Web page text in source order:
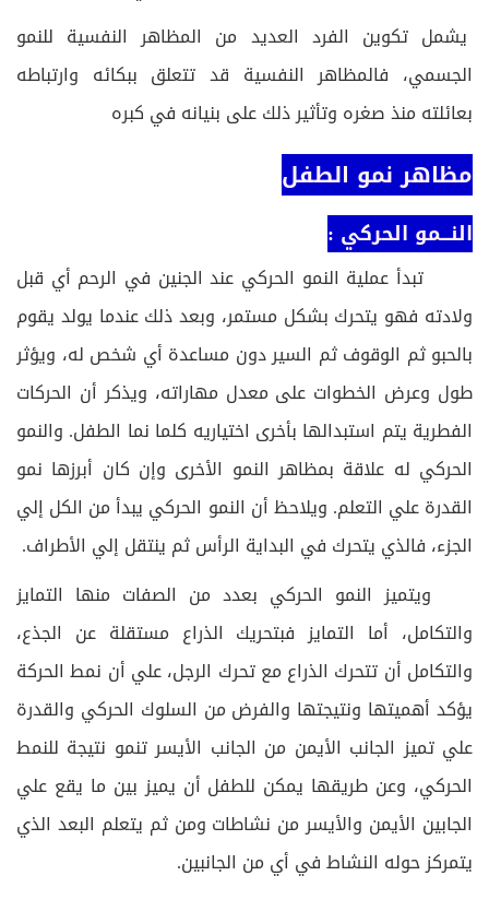
يشمل تكوين الفرد العديد من المظاهر النفسية للنمو
الجسمي، فالمظاهر النفسية قد تتعلق ببكائه وارتباطه
بعائلته منذ صغره وتأثير ذلك على بنيانه في كبره
مظاهر نمو الطفل
النـــمو الحركي :
تبدأ عملية النمو الحركي عند الجنين في الرحم أي قبل
ولادته فهو يتحرك بشكل مستمر، وبعد ذلك عندما يولد يقوم
بالحبو ثم الوقوف ثم السير دون مساعدة أي شخص له، ويؤثر
طول وعرض الخطوات على معدل مهاراته، ويذكر أن الحركات
الفطرية يتم استبدالها بأخرى اختياريه كلما نما الطفل. والنمو
الحركي له علاقة بمظاهر النمو الأخرى وإن كان أبرزها نمو
القدرة علي التعلم. ويلاحظ أن النمو الحركي يبدأ من الكل إلي
الجزء، فالذي يتحرك في البداية الرأس ثم ينتقل إلي الأطراف.
ويتميز النمو الحركي بعدد من الصفات منها التمايز
والتكامل، أما التمايز فبتحريك الذراع مستقلة عن الجذع،
والتكامل أن تتحرك الذراع مع تحرك الرجل، علي أن نمط الحركة
يؤكد أهميتها ونتيجتها والفرض من السلوك الحركي والقدرة
علي تميز الجانب الأيمن من الجانب الأيسر تنمو نتيجة للنمط
الحركي، وعن طريقها يمكن للطفل أن يميز بين ما يقع علي
الجابين الأيمن والأيسر من نشاطات ومن ثم يتعلم البعد الذي
يتمركز حوله النشاط في أي من الجانبين.